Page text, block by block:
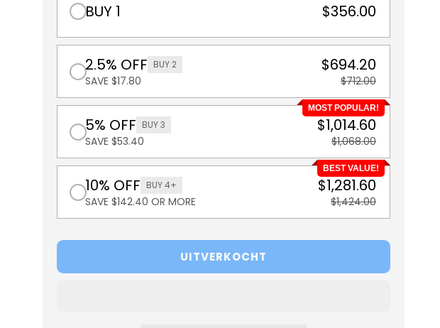
BUY 1 $356.00
2.5% OFF BUY 2
SAVE $17.80
$694.20
$712.00
MOST POPULAR!
5% OFF BUY 3
SAVE $53.40
$1,014.60
$1,068.00
BEST VALUE!
10% OFF BUY 4+
SAVE $142.40 OR MORE
$1,281.60
$1,424.00
UITVERKOCHT